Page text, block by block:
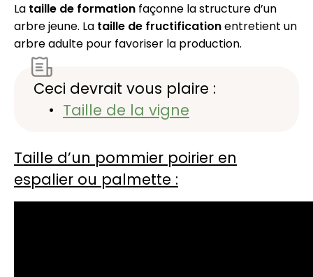
La taille de formation façonne la structure d’un
arbre jeune. La taille de fructificationentretient un
arbre adulte pour favoriser la production.
Ceci devrait vous plaire :
Taille de la vigne
Taille d’un pommier poirier en
espalier ou palmette :